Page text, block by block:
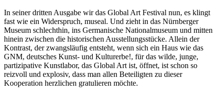
In seiner dritten Ausgabe wir das Global Art Festival nun, es klingt
fast wie ein Widerspruch, museal. Und zieht in das Nürnberger
Museum schlechthin, ins Germanische Nationalmuseum und mitten
hinein zwischen die historischen Ausstellungsstücke. Allein der
Kontrast, der zwangsläufig entsteht, wenn sich ein Haus wie das
GNM, deutsches Kunst- und Kulturerbe!, für das wilde, junge,
partizipative Kunstlabor, das Global Art ist, öffnet, ist schon so
reizvoll und explosiv, dass man allen Beteiligten zu dieser
Kooperation herzlichen gratulieren möchte.